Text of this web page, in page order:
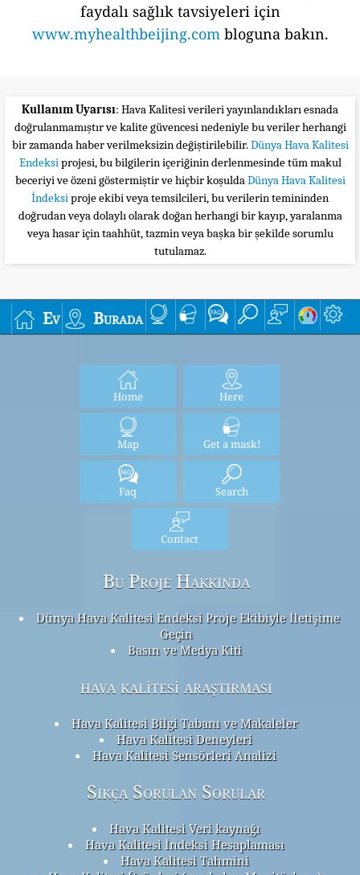
faydalı sağlık tavsiyeleri için
www.myhealthbeijing.combloguna bakın.
Kullanım Uyarısı: Hava Kalitesi verileri yayınlandıkları esnada
doğrulanmamıştır ve kalite güvencesi nedeniyle bu veriler herhangi
bir zamanda haber verilmeksizin değiştirilebilir.Dünya Hava Kalitesi
Endeksiprojesi, bu bilgilerin içeriğinin derlenmesinde tüm makul
beceriyi ve özeni göstermiştir ve hiçbir koşuldaDünya Hava Kalitesi
İndeksiproje ekibi veya temsilcileri, bu verilerin temininden
doğrudan veya dolaylı olarak doğan herhangi bir kayıp, yaralanma
veya hasar için taahhüt, tazmin veya başka bir şekilde sorumlu
tutulamaz.
Ev Burada
Home Here
Map Get a mask!
Faq Search
Contact
Bu Proje Hakkında
Dünya Hava Kalitesi Endeksi Proje Ekibiyle İletişime
Geçin
Basın ve Medya Kiti
hava kalitesi araştırması
Hava Kalitesi Bilgi Tabanı ve Makaleler
Hava Kalitesi Deneyleri
Hava Kalitesi Sensörleri Analizi
Sıkça Sorulan Sorular
Hava Kalitesi Veri kaynağı
Hava Kalitesi İndeksi Hesaplaması
Hava Kalitesi Tahmini